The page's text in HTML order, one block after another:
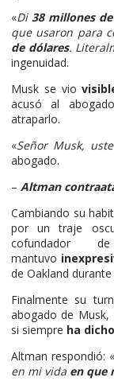
«Di 38 millones
que usaron para
de dólares.
ingenuidad.
Musk se vio
acusó al
atraparlo.
«Señor Musk,
abogado.
– Altman
Cambiando su
por un traje
cofundador de
mantuvo
de Oakland
Finalmente su
abogado de Musk,
si siempre ha
Altman respondió: «
en mi vida en que